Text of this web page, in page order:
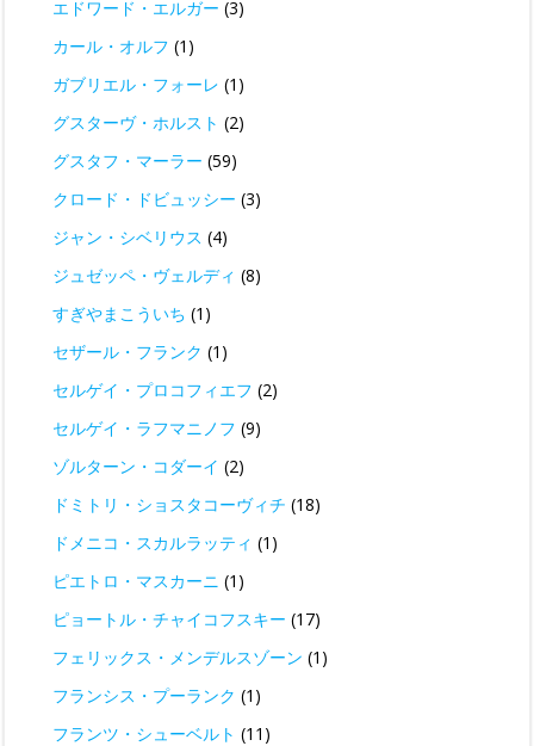
エドワード・エルガー (3)
カール・オルフ (1)
ガブリエル・フォーレ (1)
グスターヴ・ホルスト (2)
グスタフ・マーラー (59)
クロード・ドビュッシー (3)
ジャン・シベリウス (4)
ジュゼッペ・ヴェルディ (8)
すぎやまこういち (1)
セザール・フランク (1)
セルゲイ・プロコフィエフ (2)
セルゲイ・ラフマニノフ (9)
ゾルターン・コダーイ (2)
ドミトリ・ショスタコーヴィチ (18)
ドメニコ・スカルラッティ (1)
ピエトロ・マスカーニ (1)
ピョートル・チャイコフスキー (17)
フェリックス・メンデルスゾーン (1)
フランシス・プーランク (1)
フランツ・シューベルト (11)